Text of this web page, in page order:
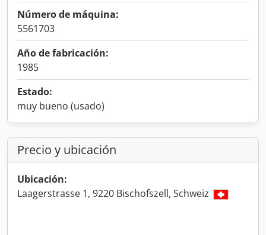
Número de máquina:
5561703
Año de fabricación:
1985
Estado:
muy bueno (usado)
Precio y ubicación
Ubicación:
Laagerstrasse 1, 9220 Bischofszell, Schweiz